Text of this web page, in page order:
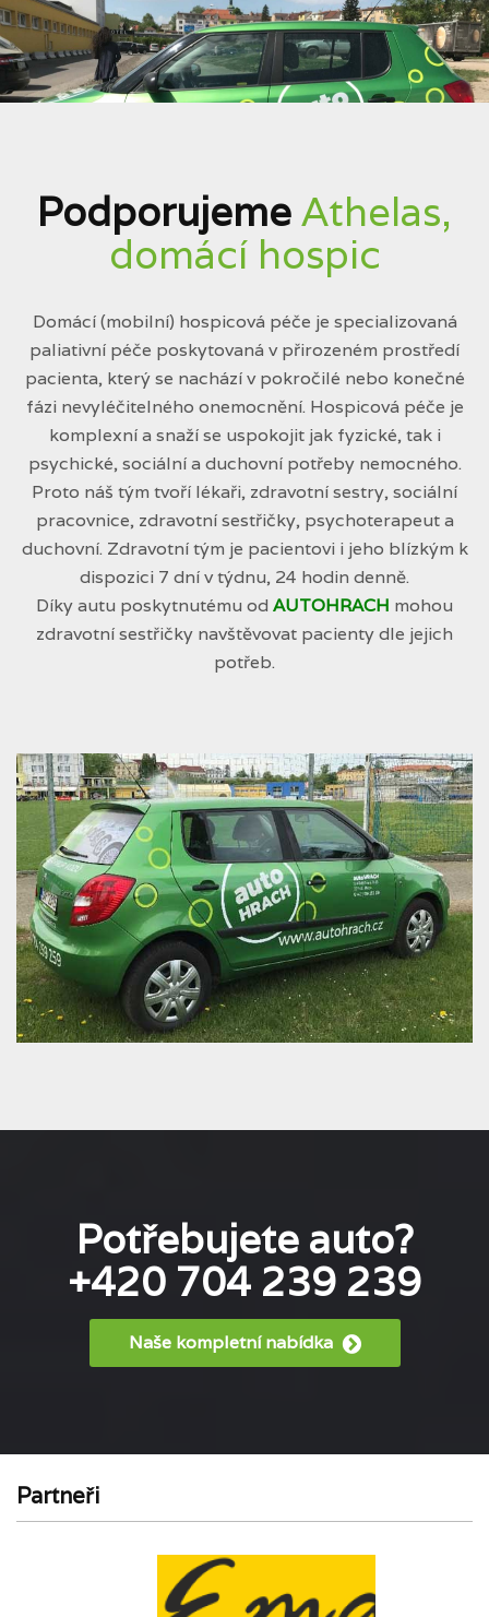
PodporujemeAthelas,
domácí hospic
Domácí (mobilní) hospicová péče je specializovaná
paliativní péče poskytovaná v přirozeném prostředí
pacienta, který se nachází v pokročilé nebo konečné
fázi nevyléčitelného onemocnění. Hospicová péče je
komplexní a snaží se uspokojit jak fyzické, tak i
psychické, sociální a duchovní potřeby nemocného.
Proto náš tým tvoří lékaři, zdravotní sestry, sociální
pracovnice, zdravotní sestřičky, psychoterapeut a
duchovní. Zdravotní tým je pacientovi i jeho blízkým k
dispozici 7 dní v týdnu, 24 hodin denně.
Díky autu poskytnutému od AUTOHRACH mohou
zdravotní sestřičky navštěvovat pacienty dle jejich
potřeb.
Potřebujete auto?
+420 704 239 239
Naše kompletní nabídka
Partneři